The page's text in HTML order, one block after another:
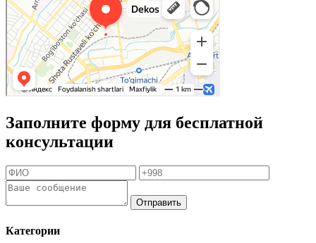
Заполните форму для бесплатной
консультации
Отправить
Категории